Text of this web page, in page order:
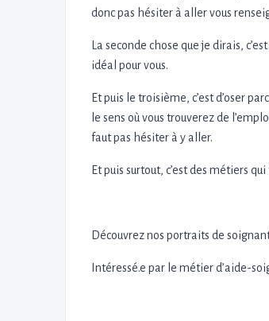
donc pas hésiter à aller vous
La seconde chose que je dirais,
idéal pour vous.
Et puis le troisième, c’est d’oser
le sens où vous trouverez de
faut pas hésiter à y aller.
Et puis surtout, c’est des métiers
Découvrez nos portraits de
Intéressé.e par le métier d’aide-